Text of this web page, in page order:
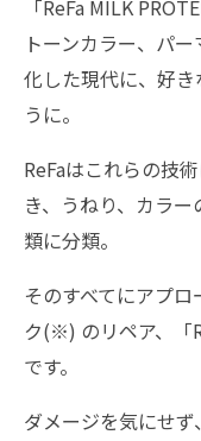
「ReFa MILK
トーンカラー、パ
化した現代に、好
うに。
ReFaはこれらの技
き、うねり、カラ
類に分類。
そのすべてにアプ
ク(※) のリペア、「
です。
ダメージを気にせ